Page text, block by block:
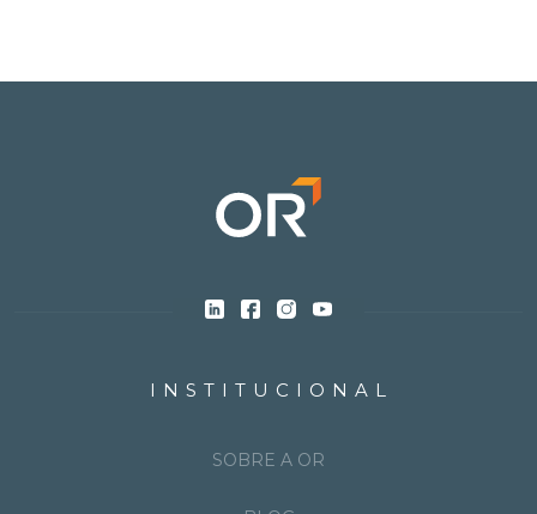
INSTITUCIONAL
SOBRE A OR